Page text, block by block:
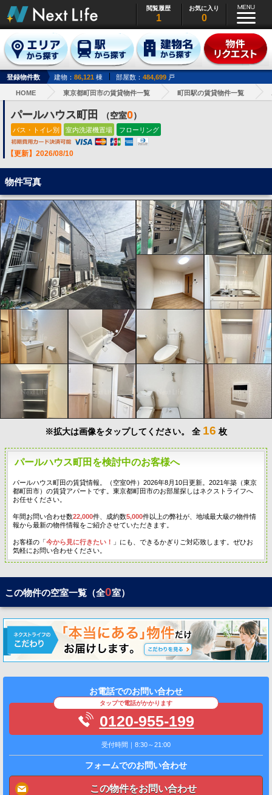
閲覧履歴
1
お気に入り
0
登録物件数 建物： 86,121 棟 部屋数： 484,699 戸
HOME 東京都町田市の賃貸物件一覧 町田駅の賃貸物件一覧
パールハウス町田 （空室0）
バス・トイレ別 室内洗濯機置場 フローリング
【更新】2026/08/10
物件写真
※拡大は画像をタップしてください。 全 16 枚
パールハウス町田を検討中のお客様へ
パールハウス町田の賃貸情報。（空室0件）2026年8月10日更新。2021年築（東京
都町田市）の賃貸アパートです。東京都町田市のお部屋探しはネクストライフへ
お任せください。
年間お問い合わせ数22,000件、成約数5,000件以上の弊社が、地域最大級の物件情
報から最新の物件情報をご紹介させていただきます。
お客様の「今から見に行きたい！
」にも、できるかぎりご対応致します。ぜひお
気軽にお問い合わせください。
この物件の空室一覧（全0室）
お電話でのお問い合わせ
タップで電話がかかります
0120-955-199
受付時間｜8:30～21:00
フォームでのお問い合わせ
この物件をお問い合わせ